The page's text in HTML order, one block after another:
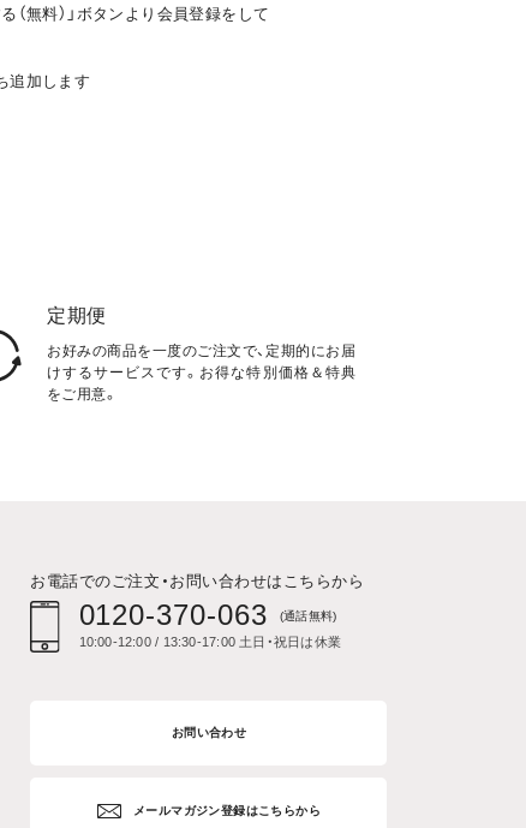
（無料）」ボタンより会員登録をして
追加します
定期便
お好みの商品を一度のご注文で、定期的にお届
けするサービスです。お得な特別価格＆特典
をご用意。
お電話でのご注文・お問い合わせはこちらから
0120-370-063 (通話無料)
10:00-12:00 / 13:30-17:00 土日・祝日は休業
お問い合わせ
メールマガジン登録はこちらから